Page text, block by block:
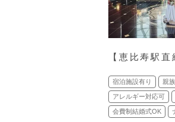
【恵比寿駅
宿泊施設有り 親
アレルギー対応可
会費制結婚式OK